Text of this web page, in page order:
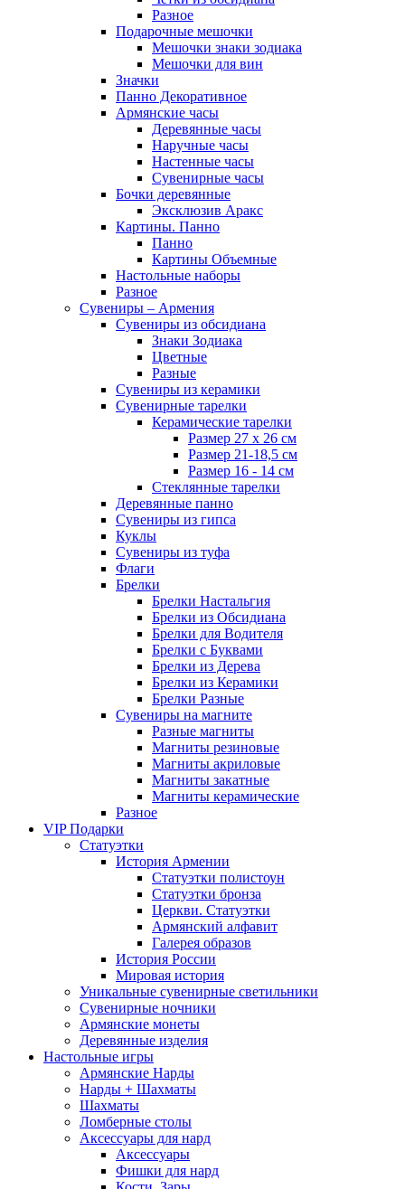
Разное
Подарочные мешочки
Мешочки знаки зодиака
Мешочки для вин
Значки
Панно Декоративное
Армянские часы
Деревянные часы
Наручные часы
Настенные часы
Сувенирные часы
Бочки деревянные
Эксклюзив Аракс
Картины. Панно
Панно
Картины Объемные
Настольные наборы
Разное
Сувениры – Армения
Сувениры из обсидиана
Знаки Зодиака
Цветные
Разные
Сувениры из керамики
Сувенирные тарелки
Керамические тарелки
Размер 27 х 26 см
Размер 21-18,5 см
Размер 16 - 14 см
Стеклянные тарелки
Деревянные панно
Сувениры из гипса
Куклы
Сувениры из туфа
Флаги
Брелки
Брелки Настальгия
Брелки из Обсидиана
Брелки для Водителя
Брелки с Буквами
Брелки из Дерева
Брелки из Керамики
Брелки Разные
Сувениры на магните
Разные магниты
Магниты резиновые
Магниты акриловые
Магниты закатные
Магниты керамические
Разное
VIP Подарки
Статуэтки
История Армении
Статуэтки полистоун
Статуэтки бронза
Церкви. Статуэтки
Армянский алфавит
Галерея образов
История России
Мировая история
Уникальные сувенирные светильники
Сувенирные ночники
Армянские монеты
Деревянные изделия
Настольные игры
Армянские Нарды
Нарды + Шахматы
Шахматы
Ломберные столы
Аксессуары для нард
Аксессуары
Фишки для нард